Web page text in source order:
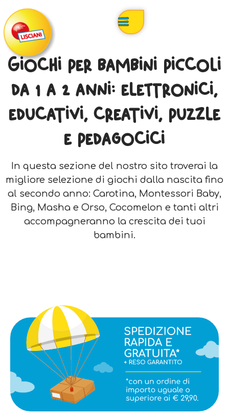
Giochi per bambini piccoli
da 1 a 2 anni: elettronici,
educativi, creativi, puzzle
e pedagocici
In questa sezione del nostro sito troverai la
migliore selezione di giochi dalla nascita fino
al secondo anno: Carotina, Montessori Baby,
Bing, Masha e Orso, Cocomelon e tanti altri
accompagneranno la crescita dei tuoi
bambini.